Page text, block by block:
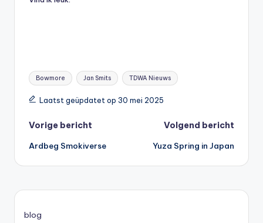
Tags:
Bowmore Jan Smits TDWA Nieuws
Laatst geüpdatet op 30 mei 2025
Bericht
navigatie
Vorige bericht
Ardbeg Smokiverse
Volgend bericht
Yuza Spring in Japan
blog